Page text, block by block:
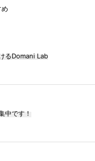
るDomani Lab
中です！